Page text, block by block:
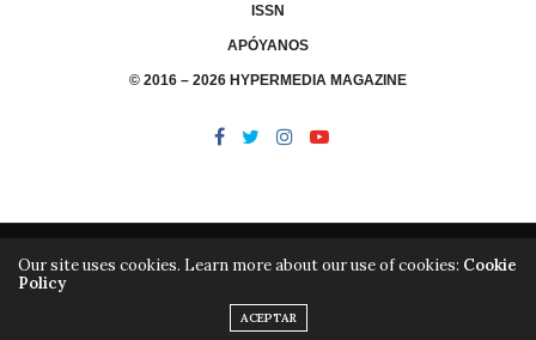
ISSN
APÓYANOS
© 2016 – 2026 HYPERMEDIA MAGAZINE
LIBRERÍA
Our site uses cookies. Learn more about our use of cookies: Cookie
Policy
ACEPTAR